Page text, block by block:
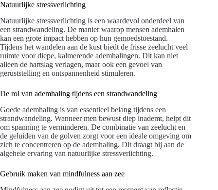
Natuurlijke stressverlichting
Natuurlijke stressverlichting is een waardevol onderdeel van
een strandwandeling. De manier waarop mensen ademhalen
kan een grote impact hebben op hun gemoedstoestand.
Tijdens het wandelen aan de kust biedt de frisse zeelucht veel
ruimte voor diepe, kalmerende ademhalingen. Dit kan niet
alleen de hartslag verlagen, maar ook een gevoel van
geruststelling en ontspannenheid stimuleren.
De rol van ademhaling tijdens een strandwandeling
Goede ademhaling is van essentieel belang tijdens een
strandwandeling. Wanneer men bewust diep inademt, helpt dit
om spanning te verminderen. De combinatie van zeelucht en
de geluiden van de golven zorgt voor een ideale omgeving om
zich te concentreren op de ademhaling. Dit draagt bij aan de
algehele ervaring van natuurlijke stressverlichting.
Gebruik maken van mindfulness aan zee